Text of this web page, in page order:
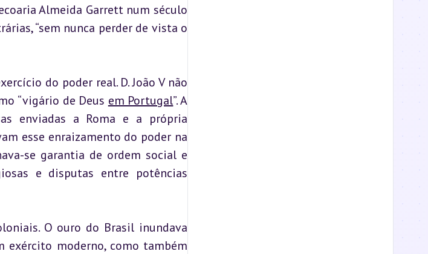
Almeida Garrett num século
“sem nunca perder de vista o
do poder real. D. João V não
“vigário de Deus em Portugal”. A
enviadas a Roma e a própria
esse enraizamento do poder na
se garantia de ordem social e
e disputas entre potências
O ouro do Brasil inundava
exército moderno, como também